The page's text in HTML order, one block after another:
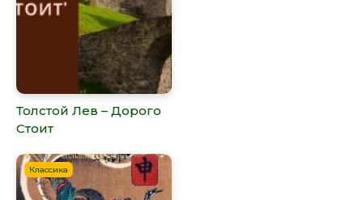
Толстой Лев – Дорого
Стоит
Классика